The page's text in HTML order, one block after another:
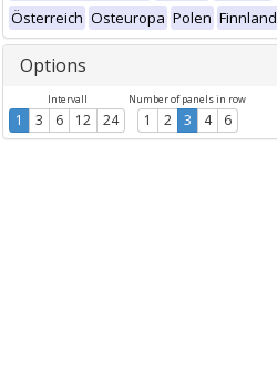
Österreich Osteuropa Polen Finnland
Options
Intervall
1 3 6 12 24
Number of panels in row
1 2 3 4 6